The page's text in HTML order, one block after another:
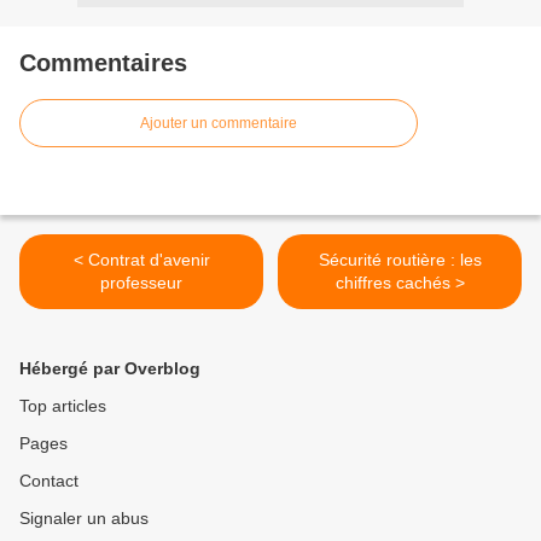
Commentaires
Ajouter un commentaire
< Contrat d'avenir
professeur
Sécurité routière : les
chiffres cachés >
Hébergé par Overblog
Top articles
Pages
Contact
Signaler un abus